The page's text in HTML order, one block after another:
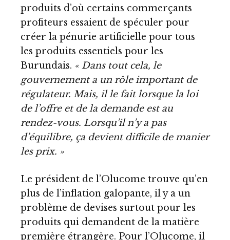
produits d’où certains commerçants
profiteurs essaient de spéculer pour
créer la pénurie artificielle pour tous
les produits essentiels pour les
Burundais. « Dans tout cela, le
gouvernement a un rôle important de
régulateur. Mais, il le fait lorsque la loi
de l’offre et de la demande est au
rendez-vous. Lorsqu’il n’y a pas
d’équilibre, ça devient difficile de manier
les prix. »
Le président de l’Olucome trouve qu’en
plus de l’inflation galopante, il y a un
problème de devises surtout pour les
produits qui demandent de la matière
première étrangère. Pour l’Olucome, il